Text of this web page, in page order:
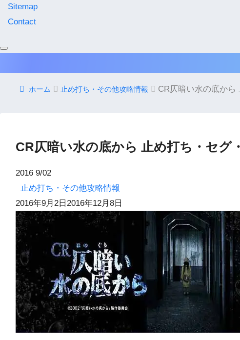
Sitemap
Contact
ホーム 止め打ち・その他攻略情報 CR仄暗い水の底から
CR仄暗い水の底から 止め打ち・セグ
2016 9/02
止め打ち・その他攻略情報
2016年9月2日 2016年12月8日